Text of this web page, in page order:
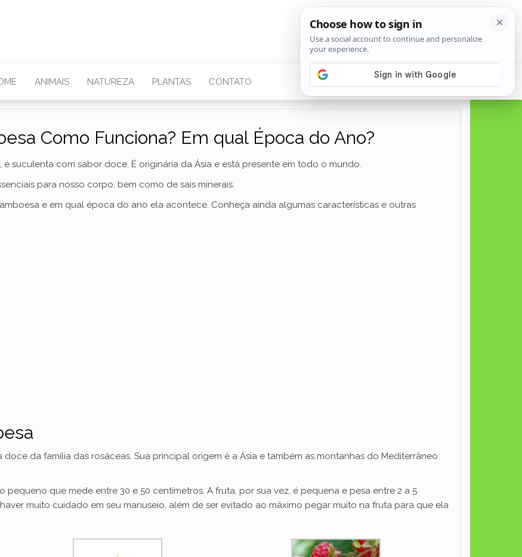
ANIMAIS NATUREZA PLANTAS CONTATO
Como Funciona? Em qual Época do Ano?
suculenta com sabor doce. É originária da Ásia e está presente em todo o mundo.
para nosso corpo, bem como de sais minerais.
e em qual época do ano ela acontece. Conheça ainda algumas características e outras
doce da família das rosáceas. Sua principal origem é a Ásia e também as montanhas do Mediterrâneo
que mede entre 30 e 50 centímetros. A fruta, por sua vez, é pequena e pesa entre 2 a 5
muito cuidado em seu manuseio, além de ser evitado ao máximo pegar muito na fruta para que ela